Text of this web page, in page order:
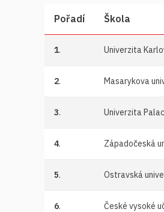
Pořadí Škola
1. Univerzita
2. Masarykova
3. Univerzita
4. Západočeská
5. Ostravská
6. České vysoké